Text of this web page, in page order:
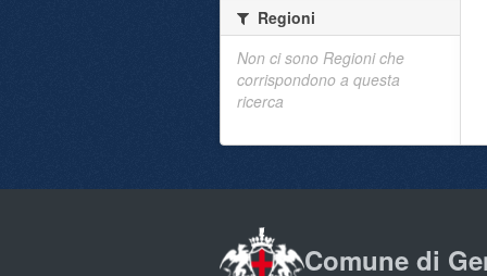
Regioni
Non ci sono Regioni che
corrispondono a questa
ricerca
Comune di